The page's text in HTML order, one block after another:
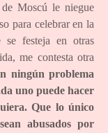
Moscú le niegue
para celebrar en la
festeja en otras
me contesta otra
ningún problema
uno puede hacer
Que lo único
abusados por